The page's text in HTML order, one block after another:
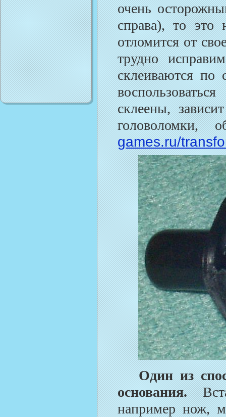
очень
справа), то это
отломится от
трудно
склеиваются
склеены,
games.ru/
Один из
основания.
например нож,